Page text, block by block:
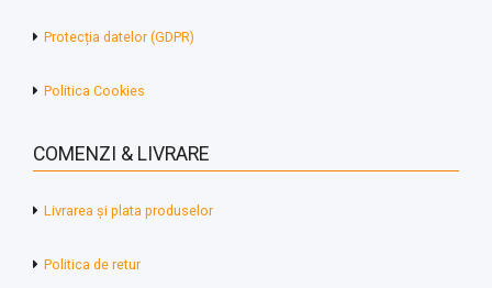
Protecția datelor (GDPR)
Politica Cookies
COMENZI & LIVRARE
Livrarea și plata produselor
Politica de retur